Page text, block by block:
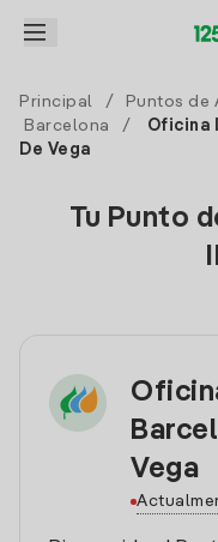
Principal / Puntos de
Barcelona
/
Oficina
De Vega
Tu Punto
Vega